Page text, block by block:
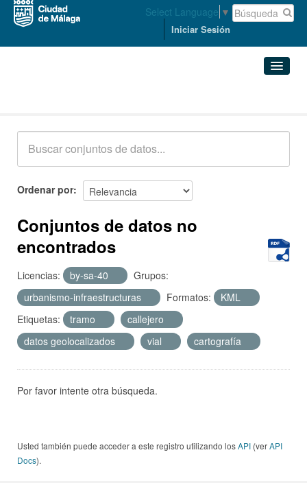
Select Language ▼
Iniciar Sesión
Acerca de
Ordenar por
Conjuntos de datos no
encontrados
Licencias: by-sa-40
Grupos:
urbanismo-infraestructuras
Formatos:
KML
Etiquetas:
tramo
callejero
datos geolocalizados
vial cartografía
Por favor intente otra búsqueda.
Usted también puede acceder a este registro utilizando losAPI (verAPI
Docs).